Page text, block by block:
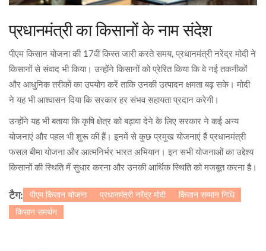
प्रधानमंत्री का किसानों के नाम संदेश
पीएम किसान योजना की 17वीं किस्त जारी करते समय, प्रधानमंत्री नरेंद्र मोदी ने
किसानों से संवाद भी किया। उन्होंने किसानों को प्रेरित किया कि वे नई तकनीकों
और आधुनिक तरीकों का उपयोग करें ताकि उनकी उत्पादन क्षमता बढ़ सके। मोदी
ने यह भी आश्वासन दिया कि सरकार हर संभव सहायता प्रदान करेगी।
उन्होंने यह भी बताया कि कृषि क्षेत्र को बढ़ावा देने के लिए सरकार ने कई अन्य
योजनाएं और पहल भी शुरू की हैं। इनमें से कुछ प्रमुख योजनाएं हैं प्रधानमंत्री
फसल बीमा योजना और आत्मनिर्भर भारत अभियान। इन सभी योजनाओं का उद्देश्य
किसानों की स्थिति में सुधार करना और उनकी आर्थिक स्थिति को मजबूत करना है।
टैग: पीएम किसान योजना प्रधानमंत्री नरेंद्र मोदी
किसान सम्मान निधि
किसान समर्थन